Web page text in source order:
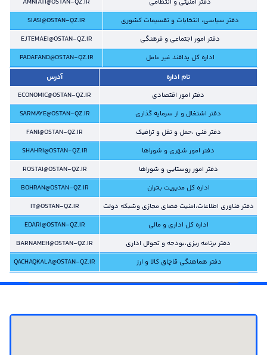
دفتر امنیتی و انتظامی
AMNIATI@OSTAN-QZ.IR
دفتر سیاسی، انتخابات و تقسیمات کشوری
SIASI@OSTAN-QZ.IR
دفتر امور اجتماعی و فرهنگی
EJTEMAEI@OSTAN-QZ.IR
اداره کل پدافند غیر عامل
PADAFAND@OSTAN-QZ.IR
نام اداره
آدرس
دفتر امور اقتصادی
ECONOMIC@OSTAN-QZ.IR
دفتر اشتغال و از سرمایه گذاری
SARMAYE@OSTAN-QZ.IR
دفتر فنی ،حمل و نقل و ترافیک
FANI@OSTAN-QZ.IR
دفتر امور شهری و شوراها
SHAHRI@OSTAN-QZ.IR
دفتر امور روستایی و شوراها
ROSTAI@OSTAN-QZ.IR
اداره کل مدیریت بحران
BOHRAN@OSTAN-QZ.IR
دفتر فناوری اطلاعات،امنیت فضای مجازی وشبکه دولت
IT@OSTAN-QZ.IR
اداره کل اداری و مالی
EDARI@OSTAN-QZ.IR
دفتر برنامه ریزی،بودجه و تحولل اداری
BARNAMEH@OSTAN-QZ.IR
دفتر هماهنگی قاچاق کالا و ارز
QACHAQKALA@OSTAN-QZ.IR